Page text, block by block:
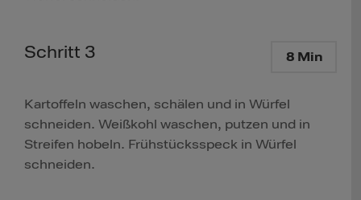
Schritt 3 8 Min
Kartoffeln waschen, schälen und in Würfel
schneiden. Weißkohl waschen, putzen und in
Streifen hobeln. Frühstücksspeck in Würfel
schneiden.